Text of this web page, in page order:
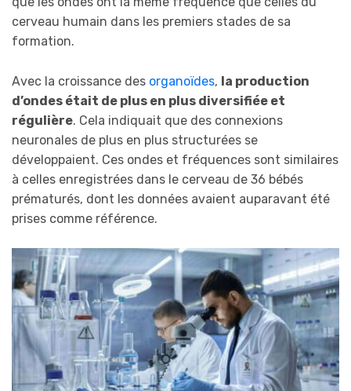
cerveau humain dans les premiers stades de sa
formation.
Avec la croissance des organoïdes, la production
d’ondes était de plus en plus diversifiée et
régulière. Cela indiquait que des connexions
neuronales de plus en plus structurées se
développaient. Ces ondes et fréquences sont similaires
à celles enregistrées dans le cerveau de 36 bébés
prématurés, dont les données avaient auparavant été
prises comme référence.